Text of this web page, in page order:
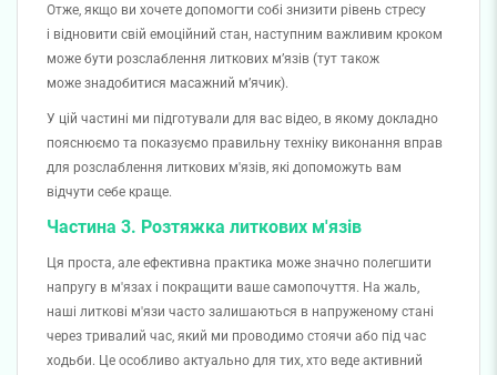
Отже, якщо ви хочете допомогти собі знизити рівень стресу
і відновити свій емоційний стан, наступним важливим кроком
може бути розслаблення литкових мʼязів (тут також
може знадобитися масажний мʼячик).
У цій частині ми підготували для вас відео, в якому докладно
пояснюємо та показуємо правильну техніку виконання вправ
для розслаблення литкових м'язів, які допоможуть вам
відчути себе краще.
Частина 3. Розтяжка литкових м'язів
Ця проста, але ефективна практика може значно полегшити
напругу в м'язах і покращити ваше самопочуття. На жаль,
наші литкові м'язи часто залишаються в напруженому стані
через тривалий час, який ми проводимо стоячи або під час
ходьби. Це особливо актуально для тих, хто веде активний